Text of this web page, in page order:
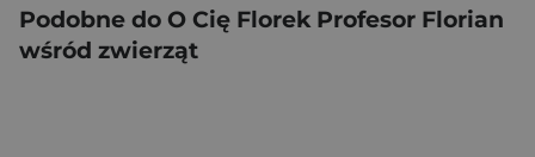
Podobne do O Cię Florek Profesor Florian
wśród zwierząt